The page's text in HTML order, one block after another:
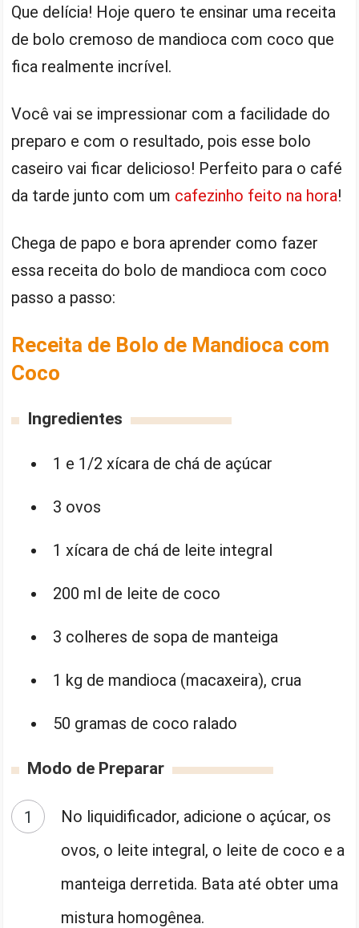
Que delícia! Hoje quero te ensinar uma receita
de bolo cremoso de mandioca com coco que
fica realmente incrível.
Você vai se impressionar com a facilidade do
preparo e com o resultado, pois esse bolo
caseiro vai ficar delicioso! Perfeito para o café
da tarde junto com um cafezinho feito na hora!
Chega de papo e bora aprender como fazer
essa receita do bolo de mandioca com coco
passo a passo:
Receita de Bolo de Mandioca com
Coco
Ingredientes
1 e 1/2 xícara de chá de açúcar
3 ovos
1 xícara de chá de leite integral
200 ml de leite de coco
3 colheres de sopa de manteiga
1 kg de mandioca (macaxeira), crua
50 gramas de coco ralado
Modo de Preparar
No liquidificador, adicione o açúcar, os
ovos, o leite integral, o leite de coco e a
manteiga derretida. Bata até obter uma
mistura homogênea.